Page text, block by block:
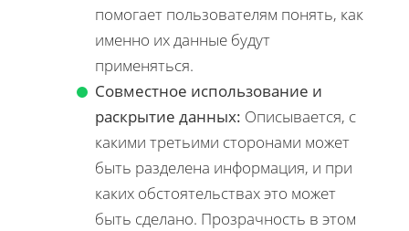
помогает пользователям понять, как
именно их данные будут
применяться.
Совместное использование и
раскрытие данных: Описывается, с
какими третьими сторонами может
быть разделена информация, и при
каких обстоятельствах это может
быть сделано. Прозрачность в этом